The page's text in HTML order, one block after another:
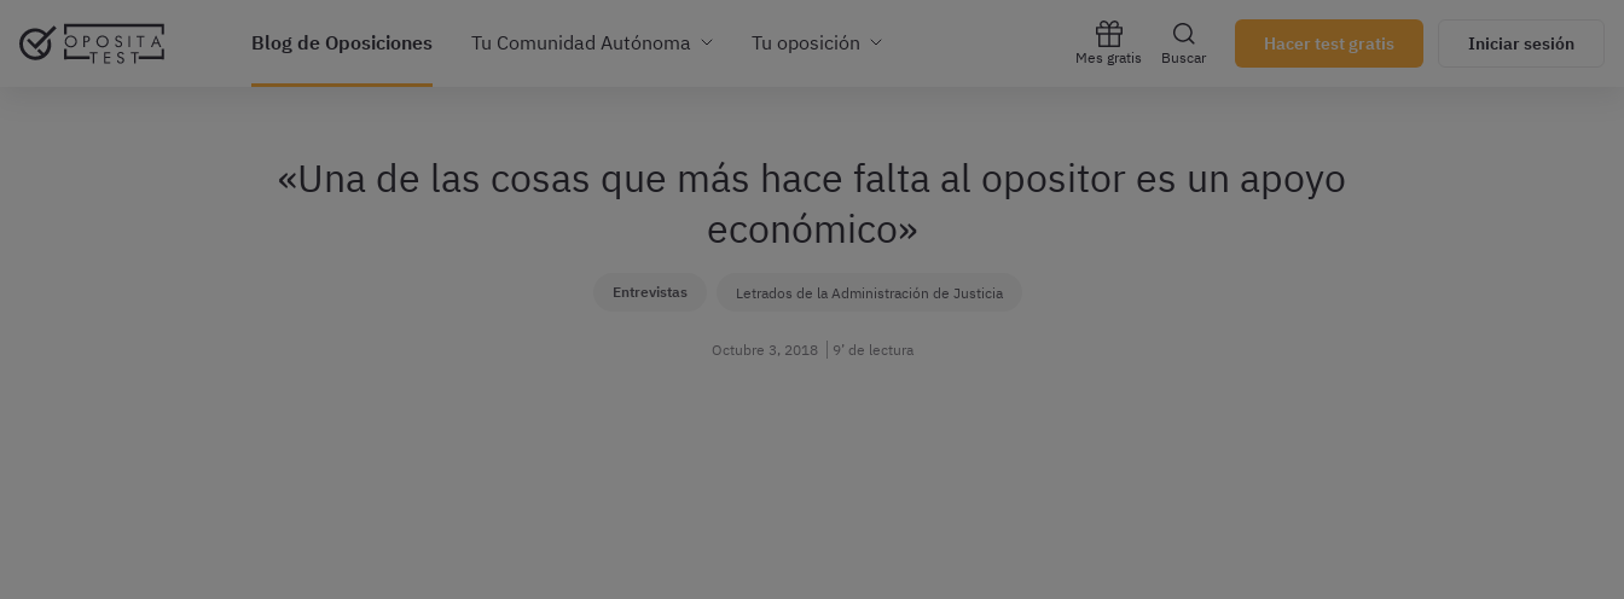
Blog de Oposiciones Tu Comunidad Autónoma Tu oposición
Mes gratis Buscar
Hacer test gratis Iniciar sesión
«Una de las cosas que más hace falta al opositor es un apoyo
económico»
Entrevistas Letrados de la Administración de Justicia
Octubre 3, 2018 9’ de lectura